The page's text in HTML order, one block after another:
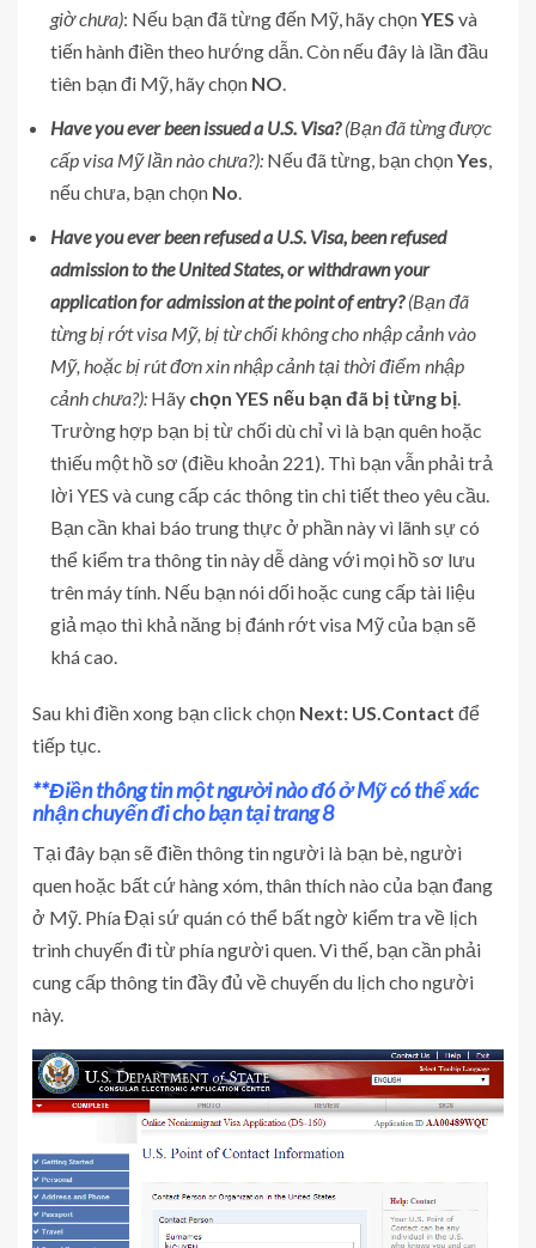
giờ chưa): Nếu bạn đã từng đến Mỹ, hãy chọnYES và
tiến hành điền theo hướng dẫn. Còn nếu đây là lần đầu
tiên bạn đi Mỹ, hãy chọn NO.
Have you ever been issued a U.S. Visa?(Bạn đã từng được
cấp visa Mỹ lần nào chưa?): Nếu đã từng, bạn chọnYes,
nếu chưa, bạn chọn No.
Have you ever been refused a U.S. Visa, been refused
admission to the United States, or withdrawn your
application for admission at the point of entry? (Bạn đã
từng bị rớt visa Mỹ, bị từ chối không cho nhập cảnh vào
Mỹ, hoặc bị rút đơn xin nhập cảnh tại thời điểm nhập
cảnh chưa?): Hãy chọn YES nếu bạn đã bị từng bị.
Trường hợp bạn bị từ chối dù chỉ vì là bạn quên hoặc
thiếu một hồ sơ (điều khoản 221). Thì bạn vẫn phải trả
lời YES và cung cấp các thông tin chi tiết theo yêu cầu.
Bạn cần khai báo trung thực ở phần này vì lãnh sự có
thể kiểm tra thông tin này dễ dàng với mọi hồ sơ lưu
trên máy tính. Nếu bạn nói dối hoặc cung cấp tài liệu
giả mạo thì khả năng bị đánh rớt visa Mỹ của bạn sẽ
khá cao.
Sau khi điền xong bạn click chọn Next: US.Contact để
tiếp tục.
**Điền thông tin một người nào đó ở Mỹ có thể xác
nhận chuyến đi cho bạn tại trang 8
Tại đây bạn sẽ điền thông tin người là bạn bè, người
quen hoặc bất cứ hàng xóm, thân thích nào của bạn đang
ở Mỹ. Phía Đại sứ quán có thể bất ngờ kiểm tra về lịch
trình chuyến đi từ phía người quen. Vì thế, bạn cần phải
cung cấp thông tin đầy đủ về chuyến du lịch cho người
này.